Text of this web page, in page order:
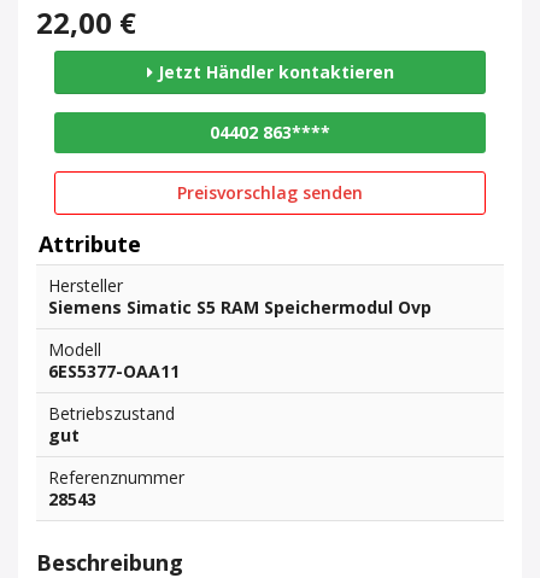
22,00 €
Jetzt Händler kontaktieren
04402 863****
Preisvorschlag senden
Attribute
Hersteller
Siemens Simatic S5 RAM Speichermodul Ovp
Modell
6ES5377-OAA11
Betriebszustand
gut
Referenznummer
28543
Beschreibung